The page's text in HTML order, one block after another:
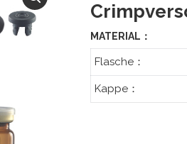
MATERIAL：
Flasche：
Kappe：